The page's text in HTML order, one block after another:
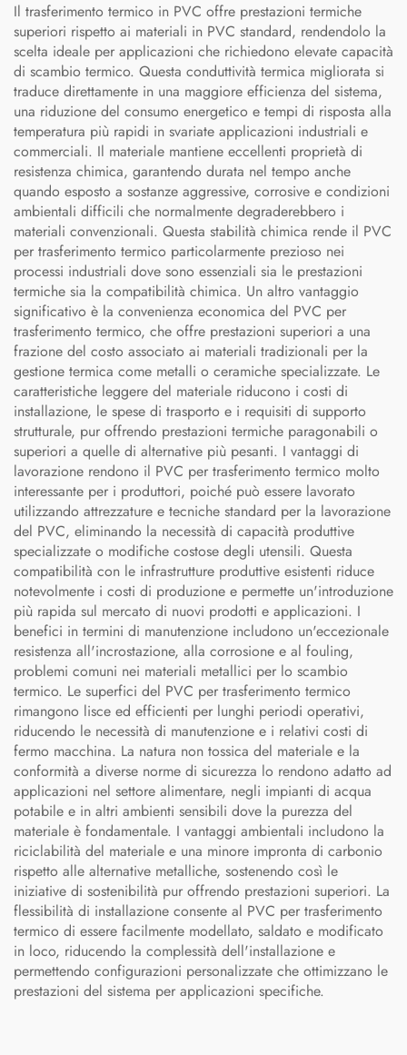
Il trasferimento termico in PVC offre prestazioni termiche
superiori rispetto ai materiali in PVC standard, rendendolo la
scelta ideale per applicazioni che richiedono elevate capacità
di scambio termico. Questa conduttività termica migliorata si
traduce direttamente in una maggiore efficienza del sistema,
una riduzione del consumo energetico e tempi di risposta alla
temperatura più rapidi in svariate applicazioni industriali e
commerciali. Il materiale mantiene eccellenti proprietà di
resistenza chimica, garantendo durata nel tempo anche
quando esposto a sostanze aggressive, corrosive e condizioni
ambientali difficili che normalmente degraderebbero i
materiali convenzionali. Questa stabilità chimica rende il PVC
per trasferimento termico particolarmente prezioso nei
processi industriali dove sono essenziali sia le prestazioni
termiche sia la compatibilità chimica. Un altro vantaggio
significativo è la convenienza economica del PVC per
trasferimento termico, che offre prestazioni superiori a una
frazione del costo associato ai materiali tradizionali per la
gestione termica come metalli o ceramiche specializzate. Le
caratteristiche leggere del materiale riducono i costi di
installazione, le spese di trasporto e i requisiti di supporto
strutturale, pur offrendo prestazioni termiche paragonabili o
superiori a quelle di alternative più pesanti. I vantaggi di
lavorazione rendono il PVC per trasferimento termico molto
interessante per i produttori, poiché può essere lavorato
utilizzando attrezzature e tecniche standard per la lavorazione
del PVC, eliminando la necessità di capacità produttive
specializzate o modifiche costose degli utensili. Questa
compatibilità con le infrastrutture produttive esistenti riduce
notevolmente i costi di produzione e permette un'introduzione
più rapida sul mercato di nuovi prodotti e applicazioni. I
benefici in termini di manutenzione includono un'eccezionale
resistenza all'incrostazione, alla corrosione e al fouling,
problemi comuni nei materiali metallici per lo scambio
termico. Le superfici del PVC per trasferimento termico
rimangono lisce ed efficienti per lunghi periodi operativi,
riducendo le necessità di manutenzione e i relativi costi di
fermo macchina. La natura non tossica del materiale e la
conformità a diverse norme di sicurezza lo rendono adatto ad
applicazioni nel settore alimentare, negli impianti di acqua
potabile e in altri ambienti sensibili dove la purezza del
materiale è fondamentale. I vantaggi ambientali includono la
riciclabilità del materiale e una minore impronta di carbonio
rispetto alle alternative metalliche, sostenendo così le
iniziative di sostenibilità pur offrendo prestazioni superiori. La
flessibilità di installazione consente al PVC per trasferimento
termico di essere facilmente modellato, saldato e modificato
in loco, riducendo la complessità dell'installazione e
permettendo configurazioni personalizzate che ottimizzano le
prestazioni del sistema per applicazioni specifiche.